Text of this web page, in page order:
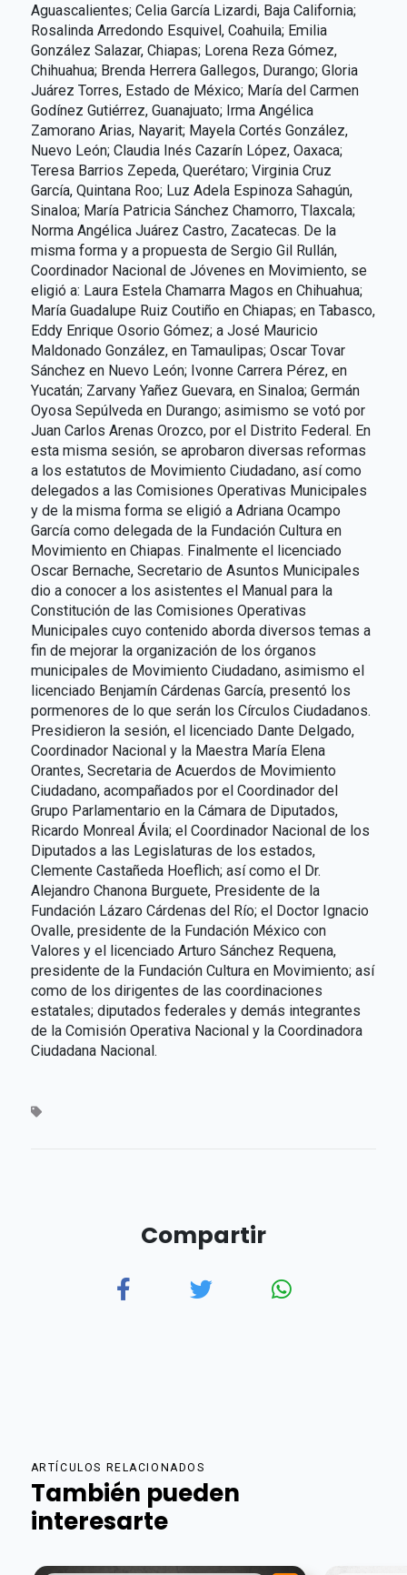
Aguascalientes; Celia García Lizardi, Baja California;
Rosalinda Arredondo Esquivel, Coahuila; Emilia
González Salazar, Chiapas; Lorena Reza Gómez,
Chihuahua; Brenda Herrera Gallegos, Durango; Gloria
Juárez Torres, Estado de México; María del Carmen
Godínez Gutiérrez, Guanajuato; Irma Angélica
Zamorano Arias, Nayarit; Mayela Cortés González,
Nuevo León; Claudia Inés Cazarín López, Oaxaca;
Teresa Barrios Zepeda, Querétaro; Virginia Cruz
García, Quintana Roo; Luz Adela Espinoza Sahagún,
Sinaloa; María Patricia Sánchez Chamorro, Tlaxcala;
Norma Angélica Juárez Castro, Zacatecas. De la
misma forma y a propuesta de Sergio Gil Rullán,
Coordinador Nacional de Jóvenes en Movimiento, se
eligió a: Laura Estela Chamarra Magos en Chihuahua;
María Guadalupe Ruiz Coutiño en Chiapas; en Tabasco,
Eddy Enrique Osorio Gómez; a José Mauricio
Maldonado González, en Tamaulipas; Oscar Tovar
Sánchez en Nuevo León; Ivonne Carrera Pérez, en
Yucatán; Zarvany Yañez Guevara, en Sinaloa; Germán
Oyosa Sepúlveda en Durango; asimismo se votó por
Juan Carlos Arenas Orozco, por el Distrito Federal. En
esta misma sesión, se aprobaron diversas reformas
a los estatutos de Movimiento Ciudadano, así como
delegados a las Comisiones Operativas Municipales
y de la misma forma se eligió a Adriana Ocampo
García como delegada de la Fundación Cultura en
Movimiento en Chiapas. Finalmente el licenciado
Oscar Bernache, Secretario de Asuntos Municipales
dio a conocer a los asistentes el Manual para la
Constitución de las Comisiones Operativas
Municipales cuyo contenido aborda diversos temas a
fin de mejorar la organización de los órganos
municipales de Movimiento Ciudadano, asimismo el
licenciado Benjamín Cárdenas García, presentó los
pormenores de lo que serán los Círculos Ciudadanos.
Presidieron la sesión, el licenciado Dante Delgado,
Coordinador Nacional y la Maestra María Elena
Orantes, Secretaria de Acuerdos de Movimiento
Ciudadano, acompañados por el Coordinador del
Grupo Parlamentario en la Cámara de Diputados,
Ricardo Monreal Ávila; el Coordinador Nacional de los
Diputados a las Legislaturas de los estados,
Clemente Castañeda Hoeflich; así como el Dr.
Alejandro Chanona Burguete, Presidente de la
Fundación Lázaro Cárdenas del Río; el Doctor Ignacio
Ovalle, presidente de la Fundación México con
Valores y el licenciado Arturo Sánchez Requena,
presidente de la Fundación Cultura en Movimiento; así
como de los dirigentes de las coordinaciones
estatales; diputados federales y demás integrantes
de la Comisión Operativa Nacional y la Coordinadora
Ciudadana Nacional.
Compartir
ARTÍCULOS RELACIONADOS
También pueden
interesarte